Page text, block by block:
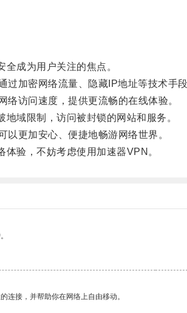
成为用户关注的焦点。
加密网络流量、隐藏IP地址等技术手段
访问速度，提供更流畅的在线体验。
域限制，访问被封锁的网站和服务。
更加安心、便捷地畅游网络世界。
验，不妨考虑使用加速器VPN。
连接，并帮助你在网络上自由移动。